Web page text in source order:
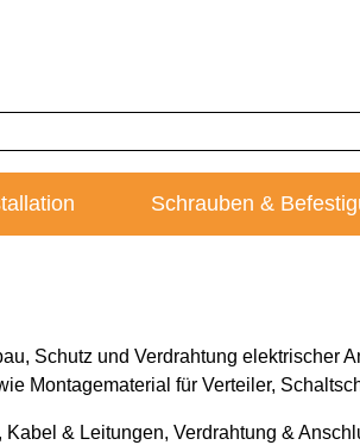
Schrauben &
Schutz und Verdrahtung
Montagematerial für Verteiler,
& Leitungen, Verdrahtung &